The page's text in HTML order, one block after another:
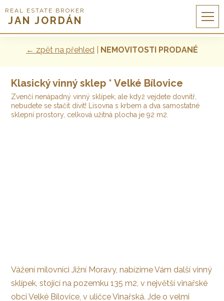
REAL ESTATE BROKER
JAN JORDÁN
← zpět na přehled NEMOVITOSTI PRODANÉ
Klasický vinný sklep * Velké Bílovice
Zvenčí nenápadný vinný sklípek, ale když vejdete dovnitř,
nebudete se stačit divit! Lisovna s krbem a dva samostatné
sklepní prostory, celková užitná plocha je 92 m2.
Vážení milovníci Jižní Moravy, nabízíme Vám další vinný
sklípek, stojící na pozemku 135 m2, v největší vinařské
obci Velké Bílovice, v uličce Vinařská. Jde o velmi